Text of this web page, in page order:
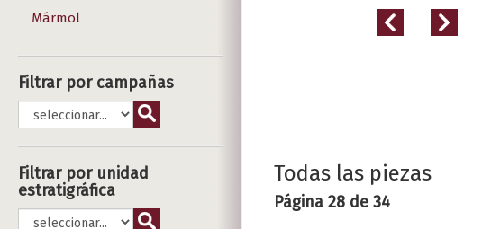
Mármol
Filtrar por campañas
Filtrar por unidad
estratigráfica
Todas las piezas
Página 28 de 34